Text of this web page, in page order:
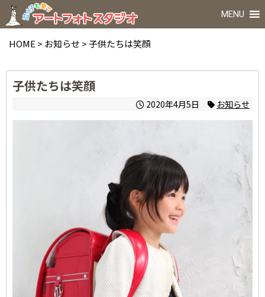
MENU
HOME > お知らせ >子供たちは笑顔
子供たちは笑顔
2020年4月5日 お知らせ